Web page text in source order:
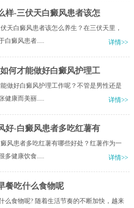
样-三伏天白癜风患者该怎
天白癜风患者该怎么养生？在三伏天里，
白癜风患者.....
详情>>
何才能做好白癜风护理工
做好白癜风护理工作呢？不管是男性还是
健康而美丽.....
详情>>
好-白癜风患者多吃红薯有
风患者多吃红薯有哪些好处？红薯作为一
健康饮食.....
详情>>
餐吃什么食物呢
么食物呢? 随着生活节奏的不断加快，越来